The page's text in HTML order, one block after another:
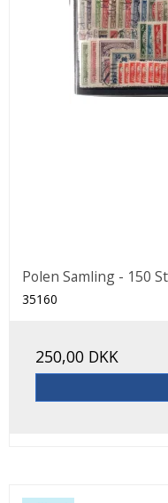
Polen Samling - 150
35160
250,00 DKK